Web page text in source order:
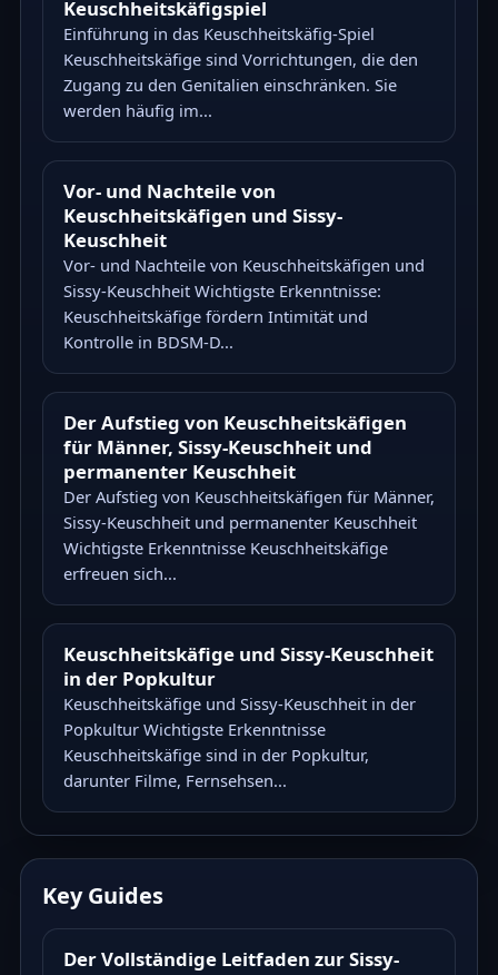
Keuschheitskäfigspiel
Einführung in das Keuschheitskäfig-Spiel
Keuschheitskäfige sind Vorrichtungen, die den
Zugang zu den Genitalien einschränken. Sie
werden häufig im...
Vor- und Nachteile von
Keuschheitskäfigen und Sissy-
Keuschheit
Vor- und Nachteile von Keuschheitskäfigen und
Sissy-Keuschheit Wichtigste Erkenntnisse:
Keuschheitskäfige fördern Intimität und
Kontrolle in BDSM-D...
Der Aufstieg von Keuschheitskäfigen
für Männer, Sissy-Keuschheit und
permanenter Keuschheit
Der Aufstieg von Keuschheitskäfigen für Männer,
Sissy-Keuschheit und permanenter Keuschheit
Wichtigste Erkenntnisse Keuschheitskäfige
erfreuen sich...
Keuschheitskäfige und Sissy-Keuschheit
in der Popkultur
Keuschheitskäfige und Sissy-Keuschheit in der
Popkultur Wichtigste Erkenntnisse
Keuschheitskäfige sind in der Popkultur,
darunter Filme, Fernsehsen...
Key Guides
Der Vollständige Leitfaden zur Sissy-